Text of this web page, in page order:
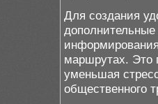
Для создания
маршрутах. Это
уменьшая
общественного